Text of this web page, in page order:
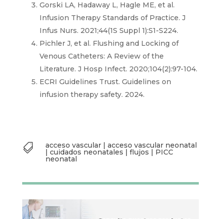
Gorski LA, Hadaway L, Hagle ME, et al.
Infusion Therapy Standards of Practice. J
Infus Nurs. 2021;44(1S Suppl 1):S1-S224.
Pichler J, et al. Flushing and Locking of
Venous Catheters: A Review of the
Literature. J Hosp Infect. 2020;104(2):97-104.
ECRI Guidelines Trust. Guidelines on
infusion therapy safety. 2024.
 acceso vascular| acceso vascular neonatal
| cuidados neonatales | flujos | PICC
neonatal